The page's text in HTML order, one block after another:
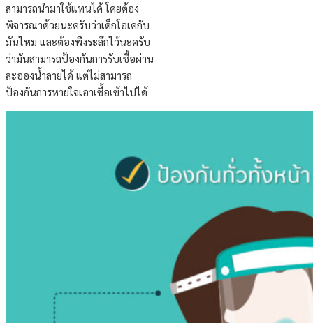
สามารถนำมาใช้แทนได้ โดยต้อง
พิจารณาด้วยนะครับว่าเด็กโอเคกับ
มันไหม และต้องพึงระลึกไว้นะครับ
ว่ามันสามารถป้องกันการรับเชื้อผ่าน
ละอองน้ำลายได้ แต่ไม่สามารถ
ป้องกันการหายใจเอาเชื้อเข้าไปได้